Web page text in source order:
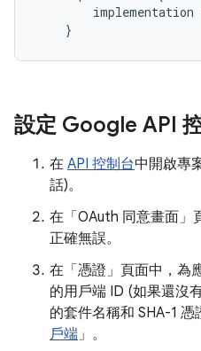
implementation
}
設定 Google API
在 API 控制台中開啟專
話)。
在「OAuth 同意畫面」
正確無誤。
在「憑證」 頁面中，為
的用戶端 ID (如果還沒
的套件名稱和 SHA-1
戶端」。